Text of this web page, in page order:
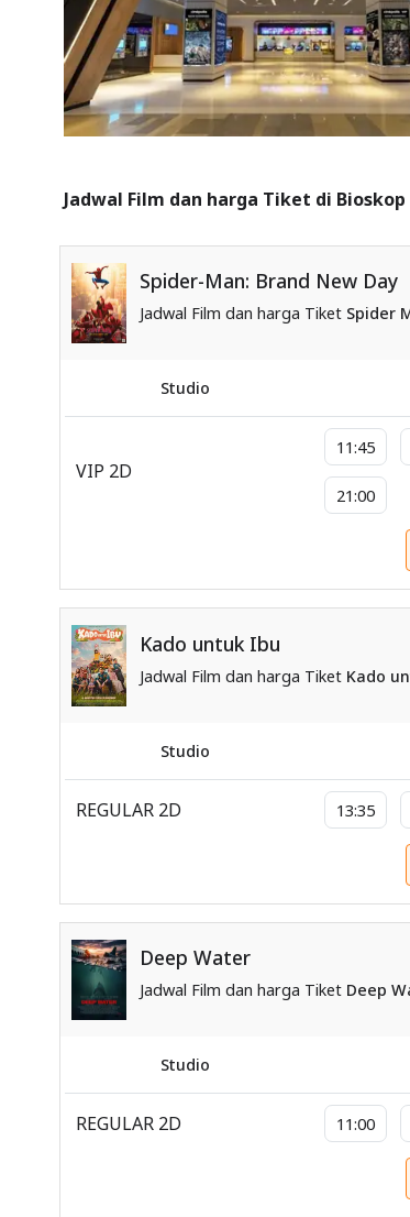
Jadwal Film dan harga Tiket di
Spider-Man: Brand New Day
Jadwal Film dan harga Tiket Spider
Studio
VIP 2D
11:45
21:00
Kado untuk Ibu
Jadwal Film dan harga Tiket Kado
Studio
REGULAR 2D 13:35
Deep Water
Jadwal Film dan harga Tiket Deep
Studio
REGULAR 2D 11:00